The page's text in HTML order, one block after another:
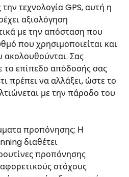
τεχνολογία GPS, αυτή η
αξιολόγηση
με την απόσταση που
που χρησιμοποιείται και
ακολουθούνται. Σας
το επίπεδο απόδοσής σας
πρέπει να αλλάξει, ώστε το
με την πάροδο του
προπόνησης: Η
διαθέτει
προπόνησης
στόχους